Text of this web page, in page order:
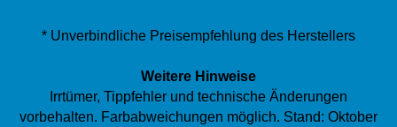
* Unverbindliche Preisempfehlung des Herstellers
Weitere Hinweise
Irrtümer, Tippfehler und technische Änderungen
vorbehalten. Farbabweichungen möglich. Stand: Oktober